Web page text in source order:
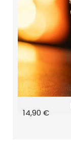
14,90 €